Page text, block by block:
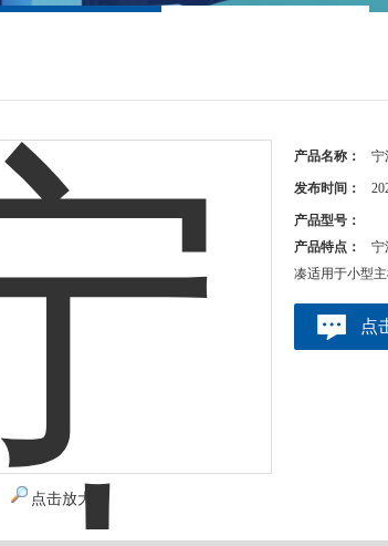
点击放大
产品名称： 宁
发布时间：
产品型号：
产品特点：
宁
凑适用于小型
点